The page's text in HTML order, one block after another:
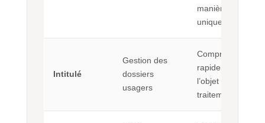
manière
unique.
Intitulé
Gestion des
dossiers
usagers
Comprendre
rapidement
l’objet du
traitement.